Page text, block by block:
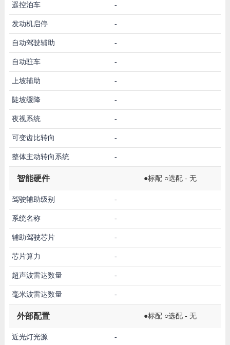
遥控泊车 -
发动机启停 -
自动驾驶辅助 -
自动驻车 -
上坡辅助 -
陡坡缓降 -
夜视系统 -
可变齿比转向 -
整体主动转向系统 -
智能硬件 ●标配 ○选配 - 无
驾驶辅助级别 -
系统名称 -
辅助驾驶芯片 -
芯片算力 -
超声波雷达数量 -
毫米波雷达数量 -
外部配置 ●标配 ○选配 - 无
近光灯光源 -